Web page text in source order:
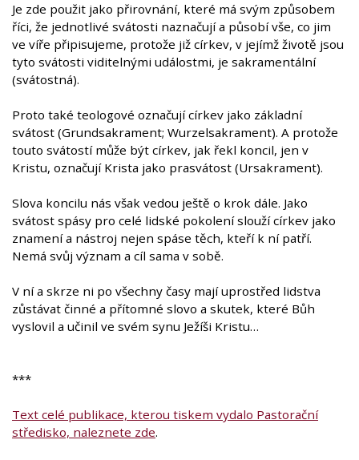
Je zde použit jako přirovnání, které má svým způsobem
říci, že jednotlivé svátosti naznačují a působí vše, co jim
ve víře připisujeme, protože již církev, v jejímž životě jsou
tyto svátosti viditelnými událostmi, je sakramentální
(svátostná).
Proto také teologové označují církev jako základní
svátost (Grundsakrament; Wurzelsakrament). A protože
touto svátostí může být církev, jak řekl koncil, jen v
Kristu, označují Krista jako prasvátost (Ursakrament).
Slova koncilu nás však vedou ještě o krok dále. Jako
svátost spásy pro celé lidské pokolení slouží církev jako
znamení a nástroj nejen spáse těch, kteří k ní patří.
Nemá svůj význam a cíl sama v sobě.
V ní a skrze ni po všechny časy mají uprostřed lidstva
zůstávat činné a přítomné slovo a skutek, které Bůh
vyslovil a učinil ve svém synu Ježíši Kristu…
***
Text celé publikace, kterou tiskem vydalo Pastorační
středisko, naleznete zde.